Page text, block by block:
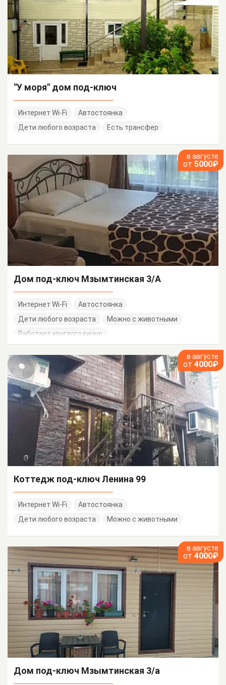
"У моря" дом под-ключ
Интернет Wi-Fi
Автостоянка
Дети любого возраста
Есть трансфер
в августе
от 5000₽
Дом под-ключ Мзымтинская 3/А
Интернет Wi-Fi
Автостоянка
Дети любого возраста
Можно с животными
Работает круглогодично
в августе
от 4000₽
Коттедж под-ключ Ленина 99
Интернет Wi-Fi
Автостоянка
Дети любого возраста
Можно с животными
в августе
от 4000₽
Дом под-ключ Мзымтинская 3/а